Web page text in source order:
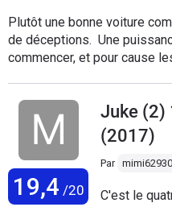
Plutôt une bonne voiture
de déceptions. Une
commencer, et pour cause
pente, le moteur est
souci en terrain plat
la montagne avec en étant
avec un 2008 sont à 160 /
colossale. Le mode sport
situations d'accélération
19,4 /20
Juke (2)
(2017)
Par mimi62930
C'est le